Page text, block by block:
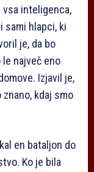
vsa inteligenca,
sami hlapci, ki
je, da bo
največ eno
Izjavil je,
kdaj smo
en bataljon do
Ko je bila